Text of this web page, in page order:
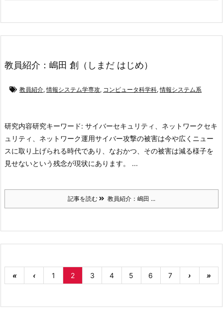
教員紹介：嶋田 創（しまだ はじめ）
教員紹介,情報システム学専攻, コンピュータ科学科,情報システム系
研究内容研究キーワード: サイバーセキュリティ、ネットワークセキ
ュリティ、ネットワーク運用サイバー攻撃の被害は今や広くニュー
スに取り上げられる時代であり、なおかつ、その被害は減る様子を
見せないという残念が現状にあります。 ...
記事を読む 教員紹介：嶋田 ...
« ‹ 1 2 3 4 5 6 7 › »